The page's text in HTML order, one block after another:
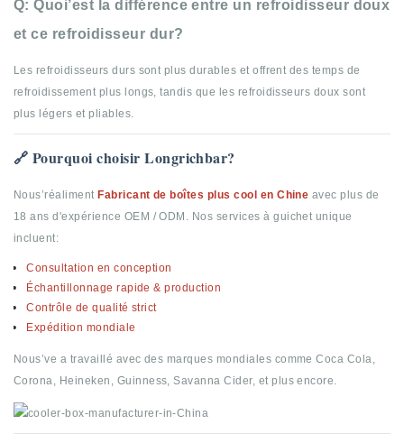
Q: Quoi’est la différence entre un refroidisseur doux
et ce refroidisseur dur?
Les refroidisseurs durs sont plus durables et offrent des temps de
refroidissement plus longs, tandis que les refroidisseurs doux sont
plus légers et pliables.
🔗 Pourquoi choisir Longrichbar?
Nous’réaliment Fabricant de boîtes plus cool en Chine avec plus de
18 ans d'expérience OEM / ODM. Nos services à guichet unique
incluent:
Consultation en conception
Échantillonnage rapide & production
Contrôle de qualité strict
Expédition mondiale
Nous’ve a travaillé avec des marques mondiales comme Coca Cola,
Corona, Heineken, Guinness, Savanna Cider, et plus encore.